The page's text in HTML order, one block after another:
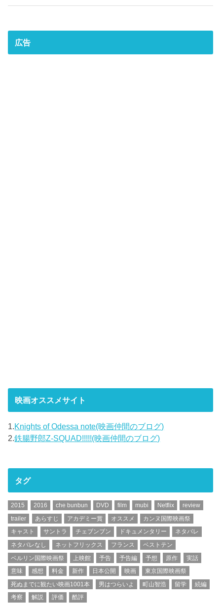
広告
映画オススメサイト
1.Knights of Odessa note(映画仲間のブログ)
2.鉄腸野郎Z-SQUAD!!!!!(映画仲間のブログ)
タグ
2015 2016 che bunbun DVD film mubi Netflix
review
trailer
あらすじ アカデミー賞 オススメ
カンヌ国際映画祭
キャスト
サントラ チェブンブン ドキュメンタリー
ネタバレ
ネタバレなし
ネットフリックス フランス
ベストテン
ベルリン国際映画祭
上映館 予告 予告編 予想 原作
実話
意味
感想 料金 新作 日本公開 映画
東京国際映画祭
死ぬまでに観たい映画1001本
男はつらいよ 町山智浩 留学
続編
考察
解説 評価 酷評